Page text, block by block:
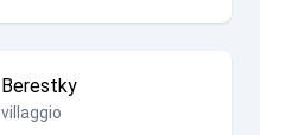
Berestky
villaggio